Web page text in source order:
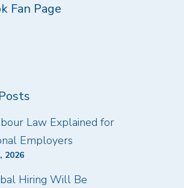
Fan Page
Law Explained for
Employers
2026
Hiring Will Be